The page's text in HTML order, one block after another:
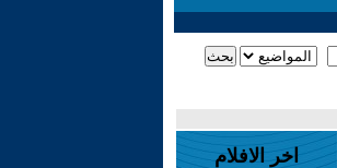
اخر الافلام